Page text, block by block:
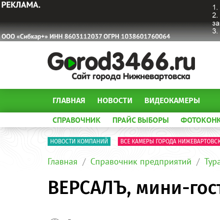
ГЛАВНАЯ НОВОСТИ ВИДЕОКАМЕРЫ
СПРАВОЧНИК ПРАЙС ВЫБОРЫ
НОВОСТИ КОМПАНИЙ ВСЕ КАМЕРЫ ГОРОДА
Главная Справочник предприятий
ВЕРСАЛЪ, мини-